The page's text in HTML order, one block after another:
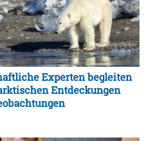
Experten begleiten
Entdeckungen